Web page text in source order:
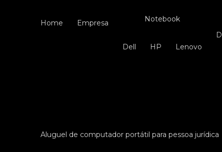
Home Empresa Notebook
Dell HP Lenovo
aluguel de computador portátil para pessoa jurídica